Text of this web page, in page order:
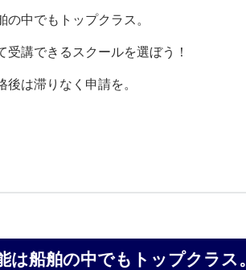
中でもトップクラス。
講できるスクールを選ぼう！
は滞りなく申請を。
船舶の中でもトップクラス。